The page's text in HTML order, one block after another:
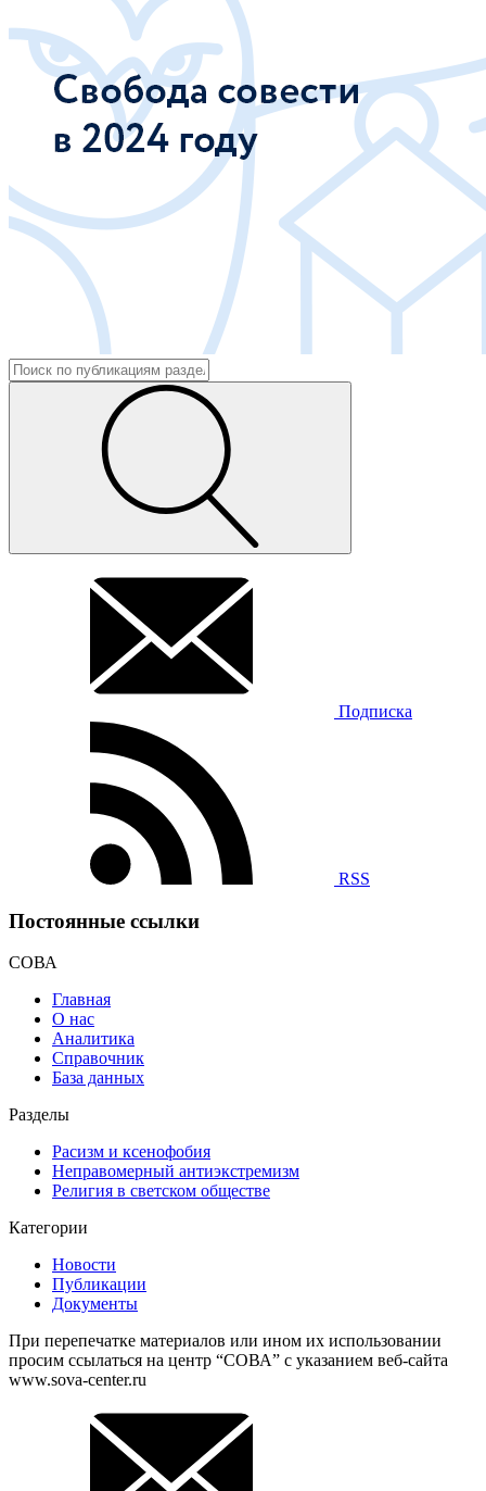
Подписка
RSS
Постоянные ссылки
СОВА
Главная
О нас
Аналитика
Справочник
База данных
Разделы
Расизм и ксенофобия
Неправомерный антиэкстремизм
Религия в светском обществе
Категории
Новости
Публикации
Документы
При перепечатке материалов или ином их использовании
просим ссылаться на центр “СОВА” с указанием веб-сайта
www.sova-center.ru